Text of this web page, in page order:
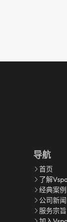
导航
首页
了解
经典案例
公司新闻
服务宗旨